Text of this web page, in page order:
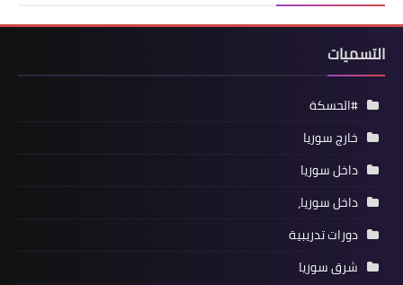
التسميات
#الحسكة
خارج سوريا
داخل سوريا
داخل سوريا،
دورات تدريبية
شرق سوريا